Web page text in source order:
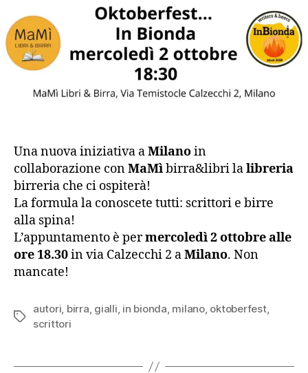
Una nuova iniziativa aMilanoin
collaborazione conMaMìbirra&libri lalibreria
birreria che ci ospiterà!
La formula la conoscete tutti: scrittori e birre
alla spina!
L’appuntamento è permercoledì 2 ottobre alle
ore 18.30in via Calzecchi 2 aMilano. Non
mancate!
Tag
autori, birra, gialli, in bionda, milano, oktoberfest,
scrittori